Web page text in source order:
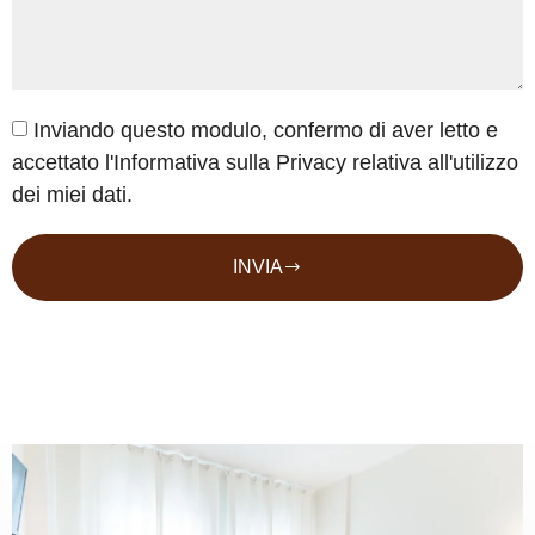
Inviando questo modulo, confermo di aver letto e
accettato l'Informativa sulla Privacy relativa all'utilizzo
dei miei dati.
INVIA